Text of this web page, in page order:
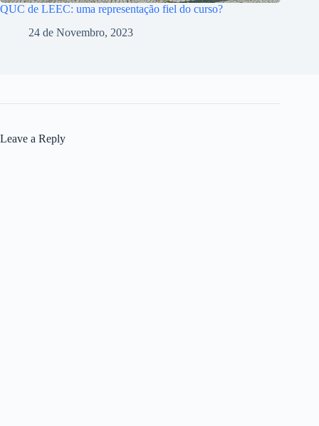
QUC de LEEC: uma representação fiel do curso?
24 de Novembro, 2023
Leave a Reply